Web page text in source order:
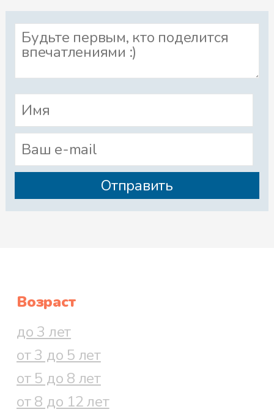
Возраст
до 3 лет
от 3 до 5 лет
от 5 до 8 лет
от 8 до 12 лет